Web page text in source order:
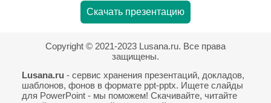
Скачать презентацию
Copyright © 2021-2023 Lusana.ru. Все права
защищены.
Lusana.ru - сервис хранения презентаций, докладов,
шаблонов, фонов в формате ppt-pptx. Ищете слайды
для PowerPoint - мы поможем! Скачивайте, читайте